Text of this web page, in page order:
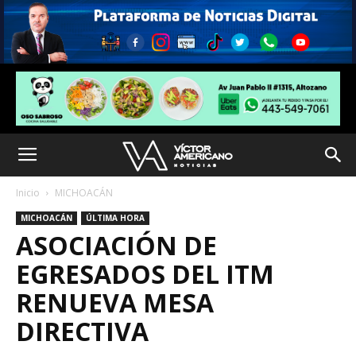
Inicio MICHOACÁN
MICHOACÁN ÚLTIMA HORA
ASOCIACIÓN DE
EGRESADOS DEL ITM
RENUEVA MESA
DIRECTIVA